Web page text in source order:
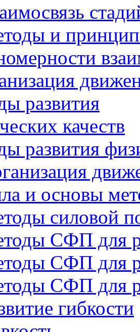
и
развития
и основы
силовой
СФП для
СФП для
СФП для
гибкости